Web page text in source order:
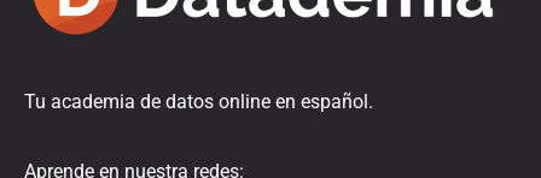
Tu academia de datos online en español.
Aprende en nuestra redes: